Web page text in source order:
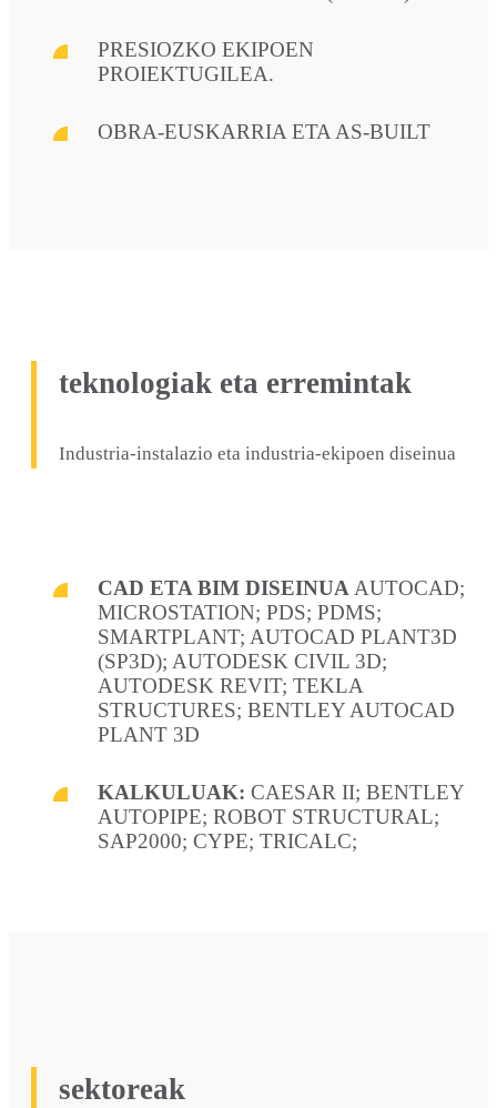
PRESIOZKO EKIPOEN
PROIEKTUGILEA.
OBRA-EUSKARRIA ETA AS-BUILT
teknologiak eta erremintak
Industria-instalazio eta industria-ekipoen diseinua
CAD ETA BIM DISEINUA AUTOCAD;
MICROSTATION; PDS; PDMS;
SMARTPLANT; AUTOCAD PLANT3D
(SP3D); AUTODESK CIVIL 3D;
AUTODESK REVIT; TEKLA
STRUCTURES; BENTLEY AUTOCAD
PLANT 3D
KALKULUAK: CAESAR II; BENTLEY
AUTOPIPE; ROBOT STRUCTURAL;
SAP2000; CYPE; TRICALC;
sektoreak